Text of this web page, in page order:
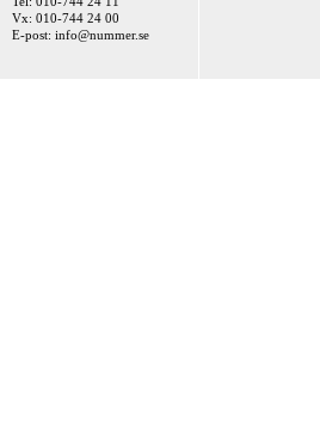
Vx: 010-744 24 00
E-post: info@nummer.se